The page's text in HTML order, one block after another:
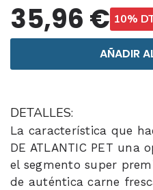
35,96 € 10%
AÑADIR
DETALLES:
La característica que
DE ATLANTIC PET una
el segmento super
de auténtica carne